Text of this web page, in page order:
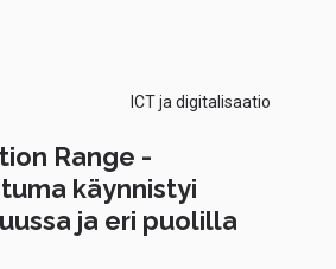
ICT ja digitalisaatio
Range -
käynnistyi
ja eri puolilla